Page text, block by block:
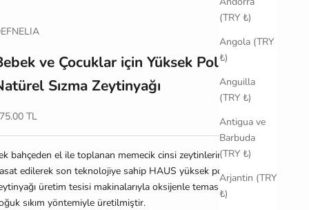
(TRY ₺)
Angola (TRY
₺)
Anguilla
(TRY ₺)
Antigua ve
Barbuda
(TRY ₺)
Arjantin (TRY
₺)
ve Çocuklar için Yüksek Polifenollü
Sızma Zeytinyağı
fiyat
TL
bahçeden el ile toplanan memecik cinsi zeytinlerimizin erken
edilerek son teknolojiye sahip HAUS yüksek polifenol
üretim tesisi makinalarıyla oksijenle temas etmeden
sıkım yöntemiyle üretilmiştir.